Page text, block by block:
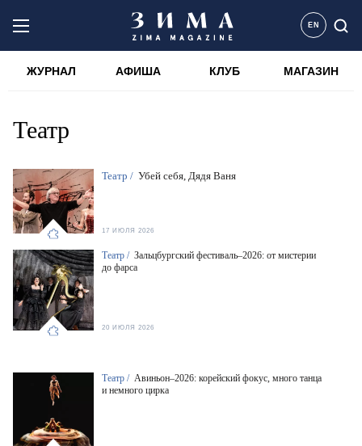
EN
ЖУРНАЛ АФИША КЛУБ МАГАЗИН
Театр
Театр / Зальцбургский фестиваль–2026: от мистерии
до фарса
20 ИЮЛЯ 2026
Театр / Убей себя, Дядя Ваня
17 ИЮЛЯ 2026
Театр / Авиньон–2026: корейский фокус, много танца
и немного цирка